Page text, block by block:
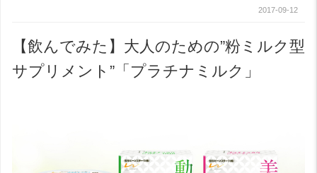
2017-09-12
【飲んでみた】大人のための”粉ミルク型
サプリメント”「プラチナミルク」